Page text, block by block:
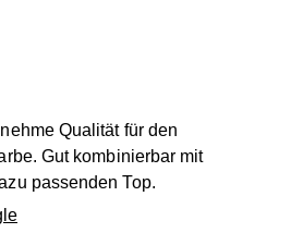
Qualität für den
Gut kombinierbar mit
passenden Top.